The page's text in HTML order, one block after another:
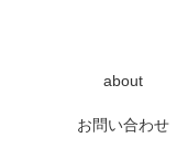
about
お問い合わせ